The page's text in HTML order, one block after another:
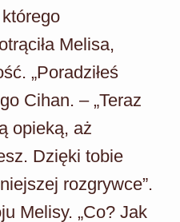
Melisa,
„Poradziłeś
Cihan. – „Teraz
opieką, aż
Dzięki tobie
rozgrywce”.
Melisy. „Co? Jak